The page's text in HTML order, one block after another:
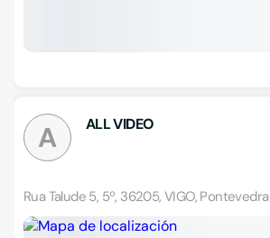
A ALL VIDEO
Rua Talude 5, 5º, 36205, VIGO, Pontevedra